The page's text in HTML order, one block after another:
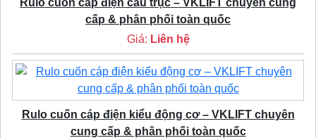
cấp & phân phối toàn quốc
Giá: Liên hệ
Rulo cuốn cáp điện kiểu động cơ – VKLIFT chuyên
cung cấp & phân phối toàn quốc